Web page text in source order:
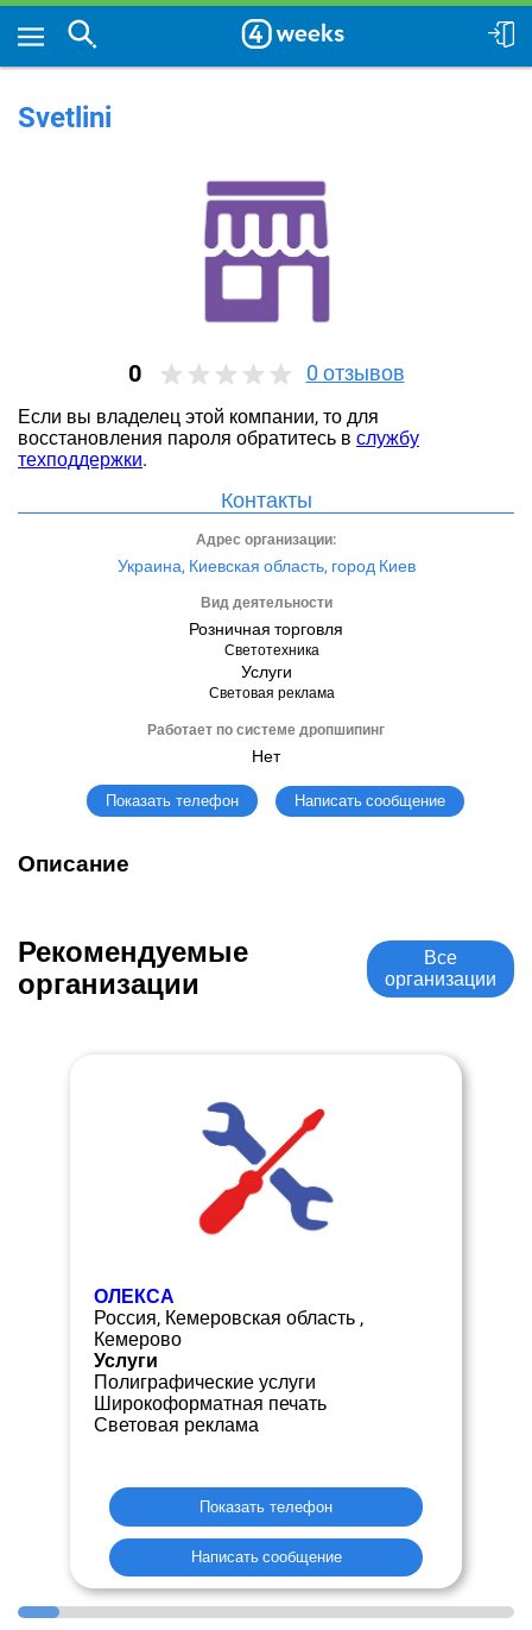
Svetlini
0 0 отзывов
Если вы владелец этой компании, то для
восстановления пароля обратитесь в службу
техподдержки.
Контакты
Адрес организации:
Украина, Киевская область, город Киев
Вид деятельности
Розничная торговля
Светотехника
Услуги
Световая реклама
Работает по системе дропшипинг
Нет
Показать телефон Написать сообщение
Описание
Рекомендуемые
организации
Все
организации
ОЛЕКСА
Россия, Кемеровская область ,
Кемерово
Услуги
Полиграфические услуги
Широкоформатная печать
Световая реклама
Показать телефон
Написать сообщение